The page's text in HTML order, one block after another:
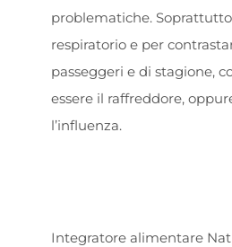
problematiche.
respiratorio e per
passeggeri e di stagione,
essere il raffreddore,
l’influenza.
Integratore alimentare